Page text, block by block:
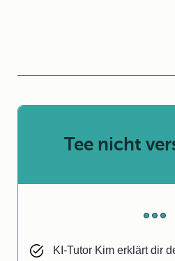
Tee nicht
KI-Tutor Kim erklärt dir